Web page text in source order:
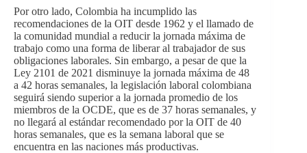
Por otro lado, Colombia ha incumplido las
recomendaciones de la OIT desde 1962 y el llamado de
la comunidad mundial a reducir la jornada máxima de
trabajo como una forma de liberar al trabajador de sus
obligaciones laborales. Sin embargo, a pesar de que la
Ley 2101 de 2021 disminuye la jornada máxima de 48
a 42 horas semanales, la legislación laboral colombiana
seguirá siendo superior a la jornada promedio de los
miembros de la OCDE, que es de 37 horas semanales, y
no llegará al estándar recomendado por la OIT de 40
horas semanales, que es la semana laboral que se
encuentra en las naciones más productivas.